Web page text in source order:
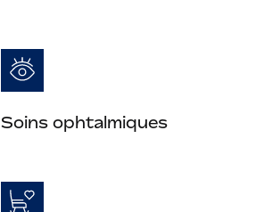
Soins ophtalmiques